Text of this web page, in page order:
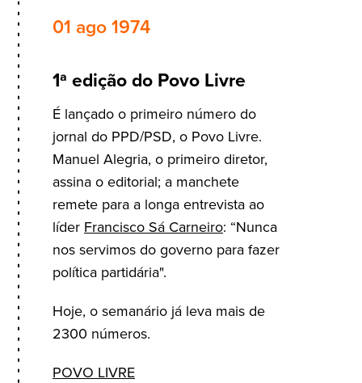
01 ago 1974
1ª edição do Povo Livre
É lançado o primeiro número do
jornal do PPD/PSD, o Povo Livre.
Manuel Alegria, o primeiro diretor,
assina o editorial; a manchete
remete para a longa entrevista ao
líder Francisco Sá Carneiro: “Nunca
nos servimos do governo para fazer
política partidária".
Hoje, o semanário já leva mais de
2300 números.
POVO LIVRE